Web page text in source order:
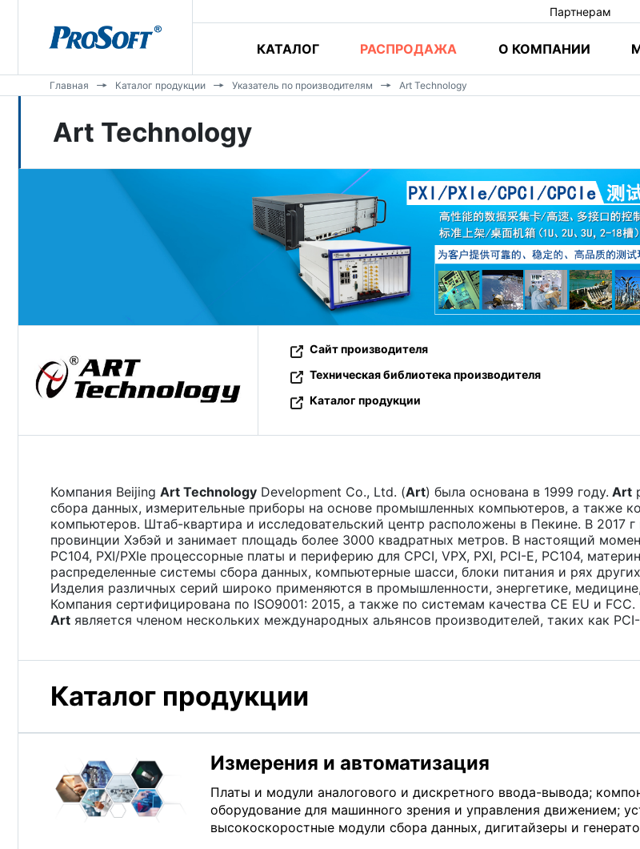
Партнерам
КАТАЛОГ РАСПРОДАЖА О КОМПАНИИ
Главная Каталог продукции Указатель по производителям Art Technology
Art Technology
Сайт производителя
Техническая библиотека производителя
Каталог продукции
Компания Beijing Art Technology Development Co., Ltd. (Art) была основана в 1999 году. Art
сбора данных, измерительные приборы на основе промышленных компьютеров, а также
компьютеров. Штаб-квартира и исследовательский центр расположены в Пекине. В 2017
провинции Хэбэй и занимает площадь более 3000 квадратных метров. В настоящий
PC104, PXI/PXIe процессорные платы и периферию для CPCI, VPX, PXI, PCI-E, PC104,
распределенные системы сбора данных, компьютерные шасси, блоки питания и рях
Изделия различных серий широко применяются в промышленности, энергетике,
Компания сертифицирована по ISO9001: 2015, а также по системам качества CE EU и FCC.
Art является членом нескольких международных альянсов производителей, таких как PCI-
Каталог продукции
Измерения и автоматизация
Платы и модули аналогового и дискретного ввода-вывода;
оборудование для машинного зрения и управления движением;
высокоскоростные модули сбора данных, дигитайзеры и